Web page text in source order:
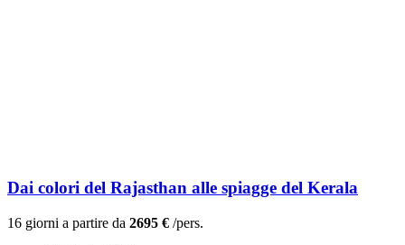
Dai colori del Rajasthan alle spiagge del Kerala
16 giorni a partire da 2695 € /pers.